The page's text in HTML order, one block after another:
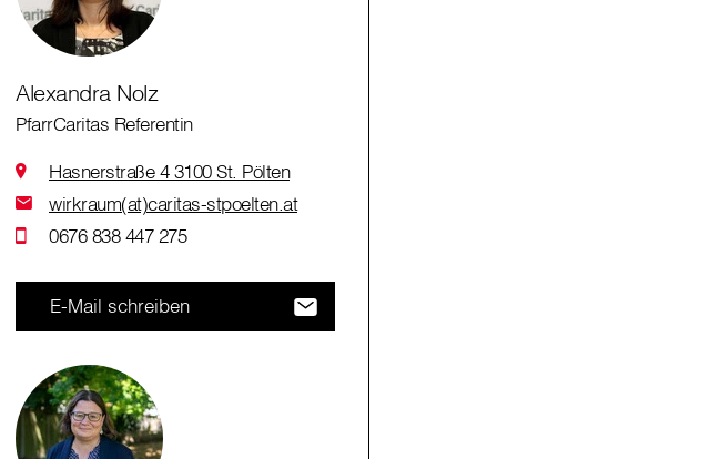
Alexandra Nolz
PfarrCaritas Referentin
Hasnerstraße 4 3100 St. Pölten
wirkraum(at)caritas-stpoelten.at
0676 838 447 275
E-Mail schreiben